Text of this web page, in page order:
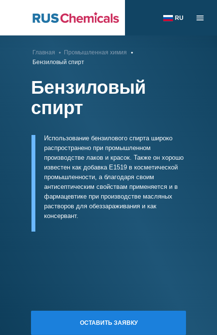
RU
Бензиловый
спирт
Использование бензилового спирта широко
распространено при промышленном
производстве лаков и красок. Также он хорошо
известен как добавка E1519 в косметической
промышленности, а благодаря своим
антисептическим свойствам применяется и в
фармацевтике при производстве масляных
растворов для обеззараживания и как
консервант.
ОСТАВИТЬ ЗАЯВКУ
Главная
Промышленная химия
Бензиловый спирт